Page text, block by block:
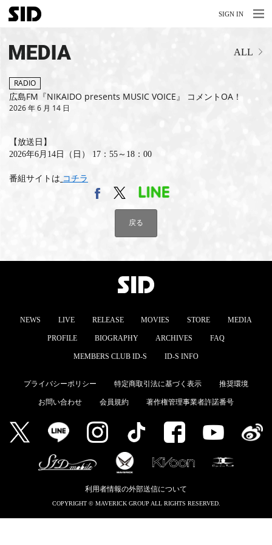
SIGN IN
PROFILE
BIOGRAPHY
ARCHIVES
MEMBERS CLUB ID-S
ID-S INFO
MEDIA ALL
RADIO
広島FM『NIKAIDO presents MUSIC VOICE』 コメントOA！
2026 年 6 月 14 日
【放送日】
2026年6月14日（日） 17：55～18：00
番組サイトは コチラ
戻る
NEWS LIVE RELEASE MOVIES STORE MEDIA
PROFILE BIOGRAPHY ARCHIVES FAQ
MEMBERS CLUB ID-S ID-S INFO
プライバシーポリシー 特定商取引法に基づく表示 推奨環境
お問い合わせ 会員規約 著作権管理事業者許諾番号
利用者情報の外部送信について
COPYRIGHT © MAVERICK GROUP ALL RIGHTS RESERVED.